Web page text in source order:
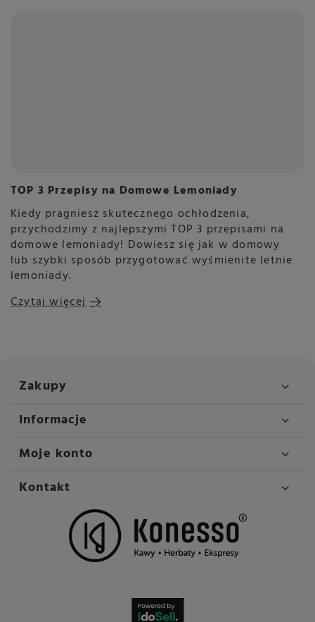
TOP 3 Przepisy na Domowe Lemoniady
Kiedy pragniesz skutecznego ochłodzenia,
przychodzimy z najlepszymi TOP 3 przepisami na
domowe lemoniady! Dowiesz się jak w domowy
lub szybki sposób przygotować wyśmienite letnie
lemoniady.
Czytaj więcej
Zakupy
Informacje
Moje konto
Kontakt